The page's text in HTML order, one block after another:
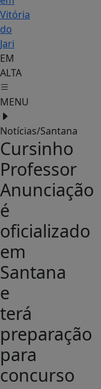
Vitória
do
Jari
EM
ALTA
MENU
Notícias/Santana
Cursinho
Professor
Anunciação
é
oficializado
em
Santana
e
terá
preparação
para
concurso